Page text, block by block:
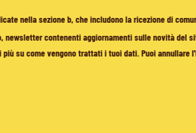
nella sezione b, che includono la ricezione di
newsletter contenenti aggiornamenti sulle novità del
più su come vengono trattati i tuoi dati. Puoi